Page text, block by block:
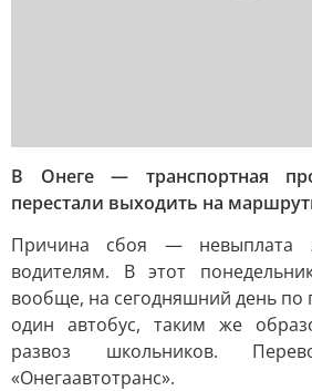
В Онеге — транспортная
перестали выходить на
Причина сбоя — невыплата
водителям. В этот
вообще, на сегодняшний день по
один автобус, таким же
развоз школьников.
«Онегаавтотранс».